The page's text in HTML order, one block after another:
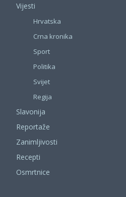
Vijesti
Hrvatska
Crna kronika
Sport
Politika
Svijet
Regija
Slavonija
Reportaže
Zanimljivosti
Recepti
Osmrtnice